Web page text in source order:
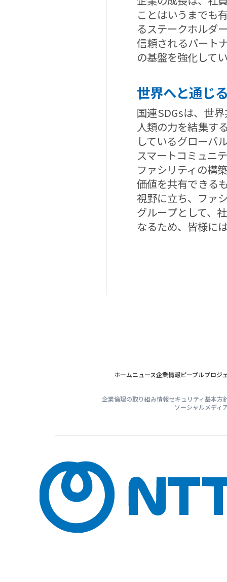
ことはいうまでも
るステークホルダ
信頼されるパート
の基盤を強化して
世界へと通じ
国連SDGsは、世
人類の力を結集す
しているグローバ
スマートコミュニ
ファシリティの構
価値を共有できる
視野に立ち、ファ
グループとして、
なるため、皆様に
ホームニュース企業情報ピープルプロジ
企業倫理の取り組み情報セキュリティ基本方
ソーシャルメディ